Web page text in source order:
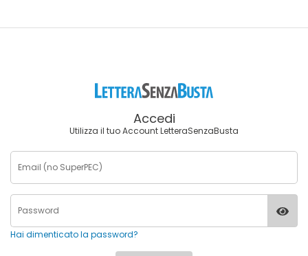
Accedi
Utilizza il tuo Account LetteraSenzaBusta
Hai dimenticato la password?